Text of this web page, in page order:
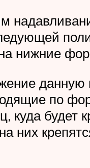
нижние
по
куда будет